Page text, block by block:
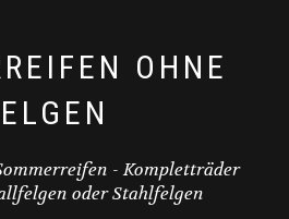
OHNE
- Kompletträder
oder Stahlfelgen